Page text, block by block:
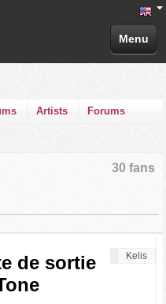
Menu
Artists Forums
30 fans
Kelis
de sortie